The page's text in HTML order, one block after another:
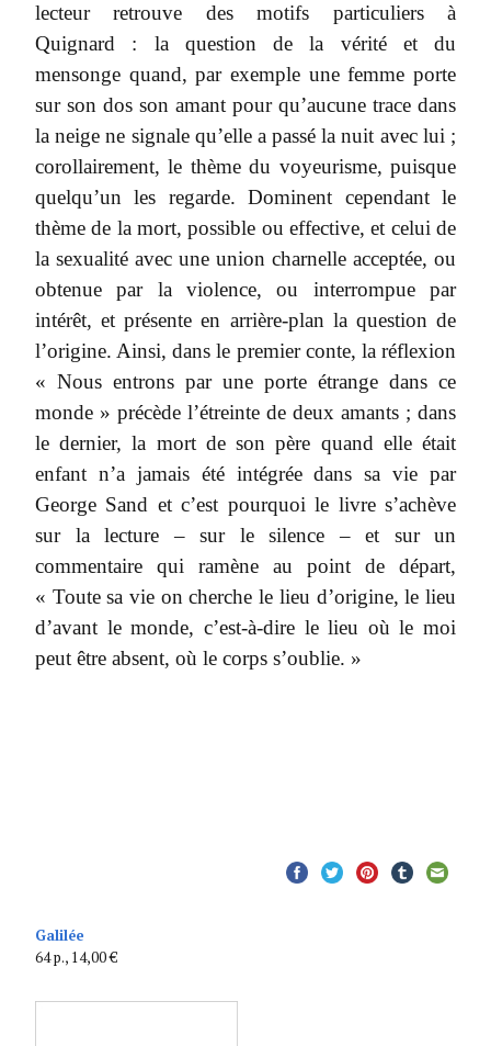
lecteur retrouve des motifs particuliers à
Quignard : la question de la vérité et du
mensonge quand, par exemple une femme porte
sur son dos son amant pour qu’aucune trace dans
la neige ne signale qu’elle a passé la nuit avec lui ;
corollairement, le thème du voyeurisme, puisque
quelqu’un les regarde. Dominent cependant le
thème de la mort, possible ou effective, et celui de
la sexualité avec une union charnelle acceptée, ou
obtenue par la violence, ou interrompue par
intérêt, et présente en arrière-plan la question de
l’origine. Ainsi, dans le premier conte, la réflexion
« Nous entrons par une porte étrange dans ce
monde » précède l’étreinte de deux amants ; dans
le dernier, la mort de son père quand elle était
enfant n’a jamais été intégrée dans sa vie par
George Sand et c’est pourquoi le livre s’achève
sur la lecture – sur le silence – et sur un
commentaire qui ramène au point de départ,
« Toute sa vie on cherche le lieu d’origine, le lieu
d’avant le monde, c’est-à-dire le lieu où le moi
peut être absent, où le corps s’oublie. »
Galilée
64 p., 14,00 €